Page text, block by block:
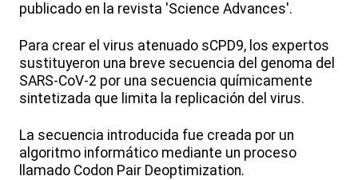
publicado en la revista 'Science Advances'.
Para crear el virus atenuado sCPD9, los expertos
sustituyeron una breve secuencia del genoma del
SARS-CoV-2 por una secuencia químicamente
sintetizada que limita la replicación del virus.
La secuencia introducida fue creada por un
algoritmo informático mediante un proceso
llamado Codon Pair Deoptimization.